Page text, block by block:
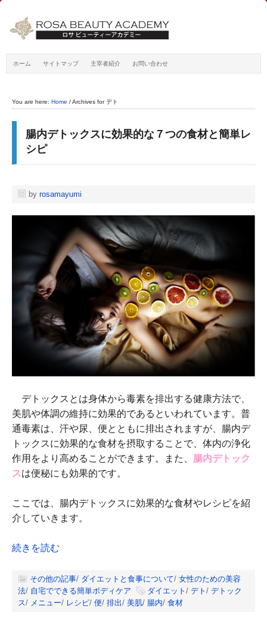
ホーム サイトマップ 主宰者紹介 お問い合わせ
You are here: Home /Archives for デト
腸内デトックスに効果的な７つの食材と簡単レ
シピ
by rosamayumi
デトックスとは身体から毒素を排出する健康方法で、
美肌や体調の維持に効果的であるといわれています。普
通毒素は、汗や尿、便とともに排出されますが、腸内デ
トックスに効果的な食材を摂取することで、体内の浄化
作用をより高めることができます。また、
腸内デトック
スは便秘にも効果的です。
ここでは、腸内デトックスに効果的な食材やレシピを紹
介していきます。
続きを読む
その他の記事/ ダイエットと食事について/ 女性のための美容
法/ 自宅でできる簡単ボディケア ダイエット / デト / デトック
ス/ メニュー/ レシピ/ 便/ 排出/ 美肌/ 腸内/ 食材